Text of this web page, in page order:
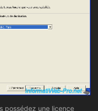
possédez une licence